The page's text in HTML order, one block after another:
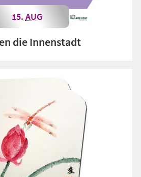
die Innenstadt
15. AUG